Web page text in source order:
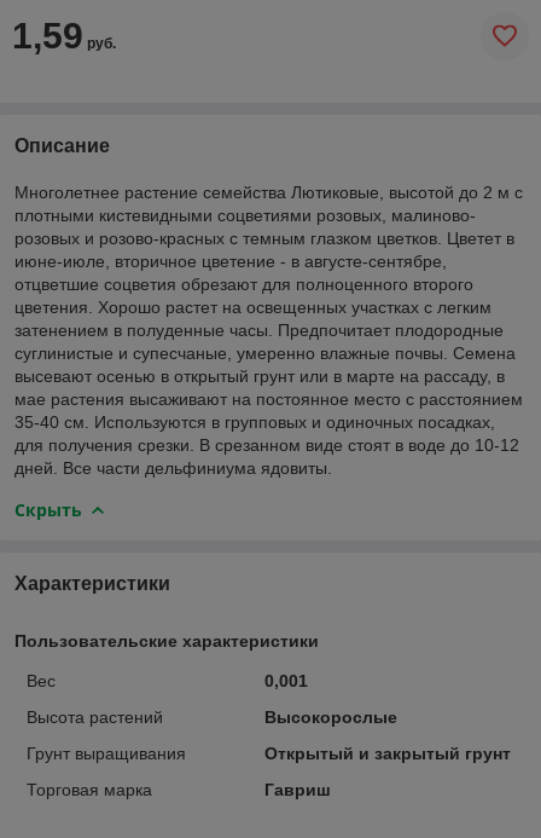
1,59 руб.
Описание
Многолетнее растение семейства Лютиковые, высотой до 2 м с
плотными кистевидными соцветиями розовых, малиново-
розовых и розово-красных с темным глазком цветков. Цветет в
июне-июле, вторичное цветение - в августе-сентябре,
отцветшие соцветия обрезают для полноценного второго
цветения. Хорошо растет на освещенных участках с легким
затенением в полуденные часы. Предпочитает плодородные
суглинистые и супесчаные, умеренно влажные почвы. Семена
высевают осенью в открытый грунт или в марте на рассаду, в
мае растения высаживают на постоянное место с расстоянием
35-40 см. Используются в групповых и одиночных посадках,
для получения срезки. В срезанном виде стоят в воде до 10-12
дней. Все части дельфиниума ядовиты.
Скрыть
Характеристики
Пользовательские характеристики
Вес
0,001
Высота растений
Высокорослые
Грунт выращивания
Открытый и закрытый грунт
Торговая марка
Гавриш